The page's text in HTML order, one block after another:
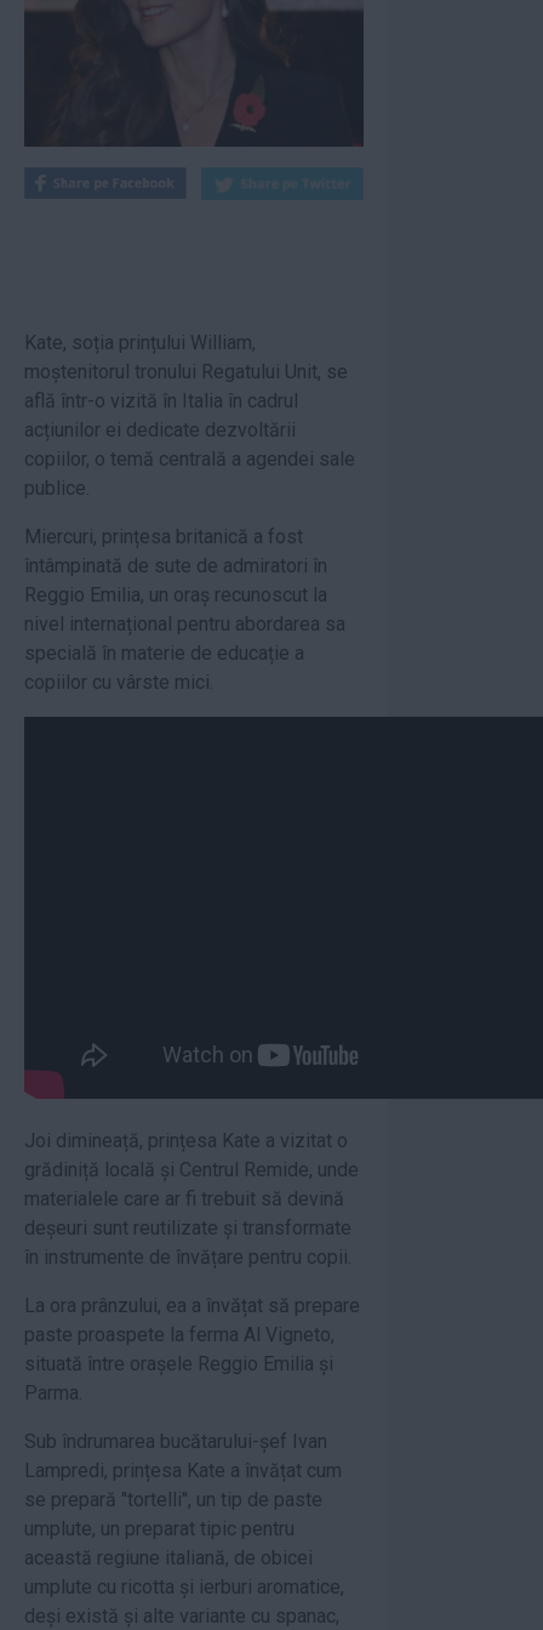
Kate, soția prințului William,
moștenitorul tronului Regatului Unit, se
află într-o vizită în Italia în cadrul
acțiunilor ei dedicate dezvoltării
copiilor, o temă centrală a agendei sale
publice.
Miercuri, prințesa britanică a fost
întâmpinată de sute de admiratori în
Reggio Emilia, un oraș recunoscut la
nivel internațional pentru abordarea sa
specială în materie de educație a
copiilor cu vârste mici.
Joi dimineață, prințesa Kate a vizitat o
grădiniță locală și Centrul Remide, unde
materialele care ar fi trebuit să devină
deșeuri sunt reutilizate și transformate
în instrumente de învățare pentru copii.
La ora prânzului, ea a învățat să prepare
paste proaspete la ferma Al Vigneto,
situată între orașele Reggio Emilia și
Parma.
Sub îndrumarea bucătarului-șef Ivan
Lampredi, prințesa Kate a învățat cum
se prepară ''tortelli'', un tip de paste
umplute, un preparat tipic pentru
această regiune italiană, de obicei
umplute cu ricotta și ierburi aromatice,
deși există și alte variante cu spanac,